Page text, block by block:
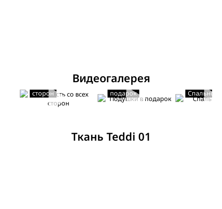
Видеогалерея
Мягкость со всех
сторон
Подушки в
подарок
Спальное
Ткань Teddi 01